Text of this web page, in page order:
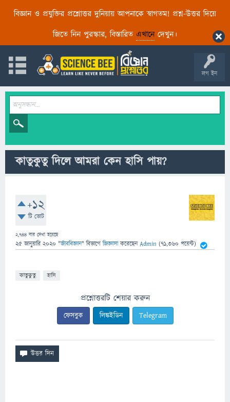
বিজ্ঞান ও প্রযুক্তির প্রশ্নোত্তর দুনিয়ায় আপনাকে স্বাগতম! প্রশ্ন-উত্তর দিয়ে
জিতে নিন পুরস্কার, বিস্তারিত এখানেদেখুন।
লগ ইন
কাতুকুতু দিলে আমরা কেন হাসি পায়?
+12
টি ভোট
2,744 বার দেখা হয়েছে
25 জানুয়ারি 2020 "জীববিজ্ঞান" বিভাগে জিজ্ঞাসাকরেছেনAdmin (71,360 পয়েন্ট)
কাতুকুতু হাসি
প্রশ্নোত্তরটি শেয়ার করুন
ফেসবুক লিঙ্কইডিন Telegram